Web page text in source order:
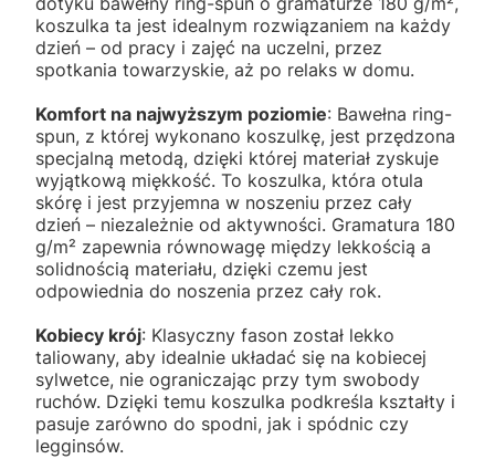
koszulka ta jest idealnym rozwiązaniem na każdy
dzień – od pracy i zajęć na uczelni, przez
spotkania towarzyskie, aż po relaks w domu.
Komfort na najwyższym poziomie: Bawełna ring-
spun, z której wykonano koszulkę, jest przędzona
specjalną metodą, dzięki której materiał zyskuje
wyjątkową miękkość. To koszulka, która otula
skórę i jest przyjemna w noszeniu przez cały
dzień – niezależnie od aktywności. Gramatura 180
g/m² zapewnia równowagę między lekkością a
solidnością materiału, dzięki czemu jest
odpowiednia do noszenia przez cały rok.
Kobiecy krój: Klasyczny fason został lekko
taliowany, aby idealnie układać się na kobiecej
sylwetce, nie ograniczając przy tym swobody
ruchów. Dzięki temu koszulka podkreśla kształty i
pasuje zarówno do spodni, jak i spódnic czy
legginsów.